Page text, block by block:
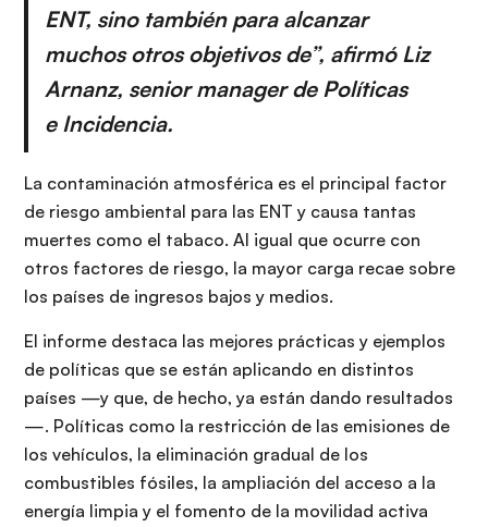
ENT, sino también para alcanzar
muchos otros objetivos de”, afirmó Liz
Arnanz, senior manager de Políticas
e Incidencia.
La contaminación atmosférica es el principal factor
de riesgo ambiental para las ENT y causa tantas
muertes como el tabaco. Al igual que ocurre con
otros factores de riesgo, la mayor carga recae sobre
los países de ingresos bajos y medios.
El informe destaca las mejores prácticas y ejemplos
de políticas que se están aplicando en distintos
países —y que, de hecho, ya están dando resultados
—. Políticas como la restricción de las emisiones de
los vehículos, la eliminación gradual de los
combustibles fósiles, la ampliación del acceso a la
energía limpia y el fomento de la movilidad activa